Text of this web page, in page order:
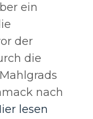
ein
der
die
nach
lesen